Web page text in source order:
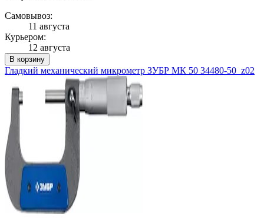
Самовывоз:
11 августа
Курьером:
12 августа
В корзину
Гладкий механический микрометр ЗУБР МК 50 34480-50_z02